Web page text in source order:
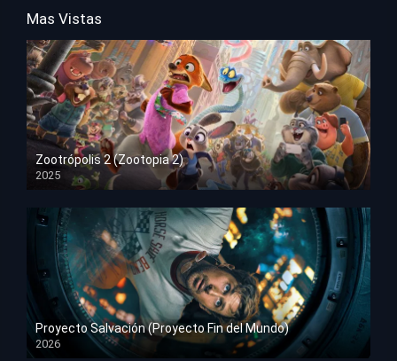
Mas Vistas
Zootrópolis 2 (Zootopia 2)
2025
HD 1080p
Proyecto Salvación (Proyecto Fin del Mundo)
2026
HD 1080p